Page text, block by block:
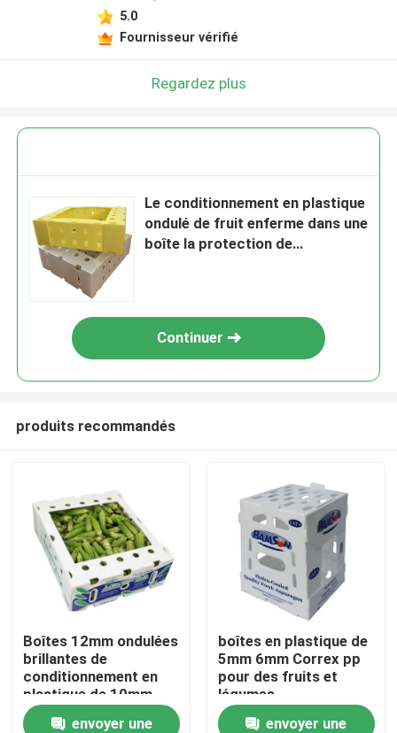
À la maison
Produits
5.0
Fournisseur vérifié
Regardez plus
Le conditionnement en plastique
ondulé de fruit enferme dans une
boîte la protection de
Continuer
produits recommandés
Boîtes 12mm ondulées
brillantes de
conditionnement en
plastique de 10mm
avec le couvercle
envoyer une
boîtes en plastique de
5mm 6mm Correx pp
pour des fruits et
légumes
envoyer une